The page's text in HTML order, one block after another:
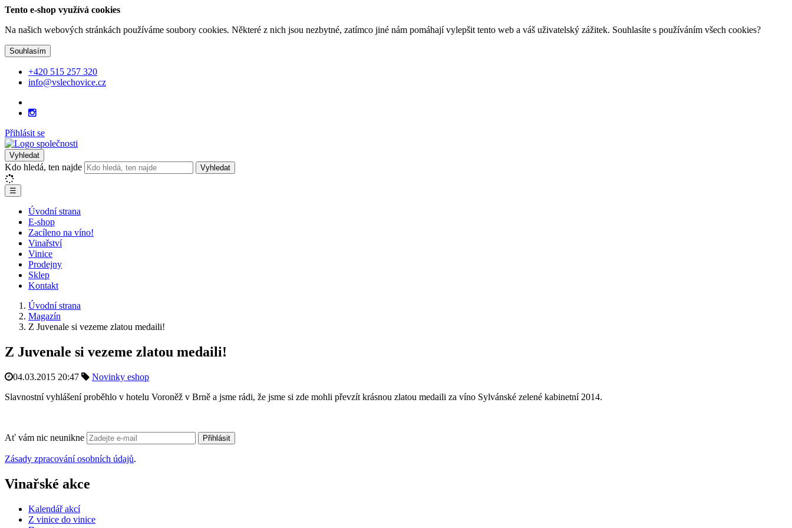
Tento e-shop využívá cookies
Na našich webových stránkách používáme soubory cookies. Některé z nich jsou nezbytné, zatímco jiné nám pomáhají vylepšit tento web a váš uživatelský zážitek. Souhlasíte s používáním všech cookies?
Souhlasím
+420 515 257 320
info@vslechovice.cz
Přihlásit se
Vyhledat
Kdo hledá, ten najde Vyhledat
☰
Úvodní strana
E-shop
Zacíleno na víno!
Vinařství
Vinice
Prodejny
Sklep
Kontakt
Úvodní strana
Magazín
Z Juvenale si vezeme zlatou medaili!
Z Juvenale si vezeme zlatou medaili!
04.03.2015 20:47
Novinky eshop
Slavnostní vyhlášení proběhlo v hotelu Voroněž v Brně a jsme rádi, že jsme si zde mohli převzít krásnou zlatou medaili za víno Sylvánské zelené kabinetní 2014.
Ať vám nic neunikne Přihlásit
Zásady zpracování osobních údajů.
Vinařské akce
Kalendář akcí
Z vinice do vinice